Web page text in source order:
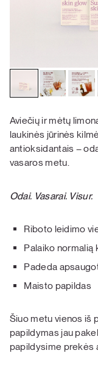
Aviečių ir mėtų
laukinės jūrinės
antioksidantais –
vasaros metu.
Odai. Vasarai. Visur.
Riboto leidimo
Palaiko normalią
Padeda
Maisto papildas
Šiuo metu vienos iš
papildymas jau
papildysime prekės